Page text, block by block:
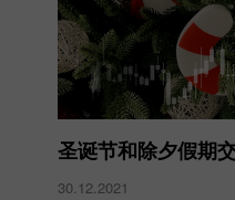
圣诞节和除夕假期
30.12.2021